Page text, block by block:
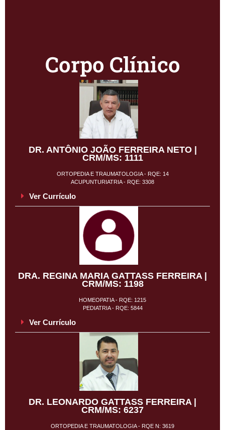
Corpo Clínico
DR. ANTÔNIO JOÃO FERREIRA NETO |
CRM/MS: 1111
ORTOPEDIA E TRAUMATOLOGIA - RQE: 14
ACUPUNTURIATRIA - RQE: 3308
Ver Currículo
DRA. REGINA MARIA GATTASS FERREIRA |
CRM/MS: 1198
HOMEOPATIA - RQE: 1215
PEDIATRIA - RQE: 5844
Ver Currículo
DR. LEONARDO GATTASS FERREIRA |
CRM/MS: 6237
ORTOPEDIA E TRAUMATOLOGIA - RQE N: 3619